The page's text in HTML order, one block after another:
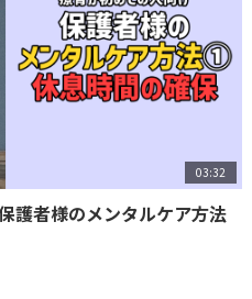
03:32
護者様のメンタルケア方法